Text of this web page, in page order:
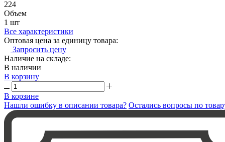
224
Объем
1 шт
Все характеристики
Оптовая цена за единицу товара:
Запросить цену
Наличие на складе:
В наличии
В корзину
В корзине
Нашли ошибку в описании товара? Остались вопросы по